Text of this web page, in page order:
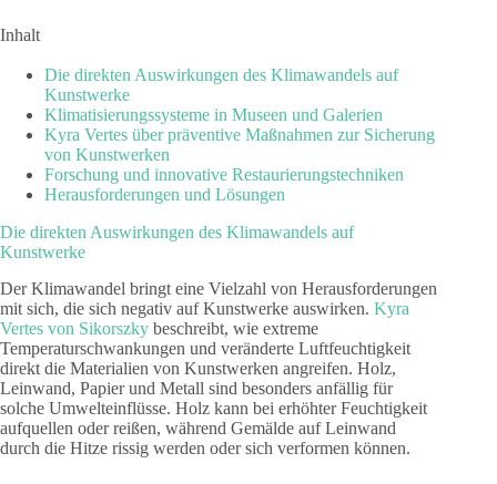
Inhalt
Die direkten Auswirkungen des Klimawandels auf
Kunstwerke
Klimatisierungssysteme in Museen und Galerien
Kyra Vertes über präventive Maßnahmen zur Sicherung
von Kunstwerken
Forschung und innovative Restaurierungstechniken
Herausforderungen und Lösungen
Die direkten Auswirkungen des Klimawandels auf
Kunstwerke
Der Klimawandel bringt eine Vielzahl von Herausforderungen
mit sich, die sich negativ auf Kunstwerke auswirken. Kyra
Vertes von Sikorszky beschreibt, wie extreme
Temperaturschwankungen und veränderte Luftfeuchtigkeit
direkt die Materialien von Kunstwerken angreifen. Holz,
Leinwand, Papier und Metall sind besonders anfällig für
solche Umwelteinflüsse. Holz kann bei erhöhter Feuchtigkeit
aufquellen oder reißen, während Gemälde auf Leinwand
durch die Hitze rissig werden oder sich verformen können.